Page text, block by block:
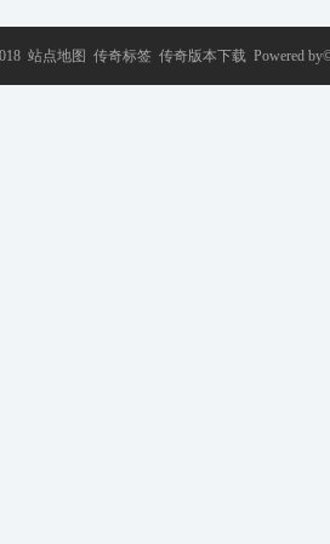
站点地图 传奇标签 传奇版本下载 Powered